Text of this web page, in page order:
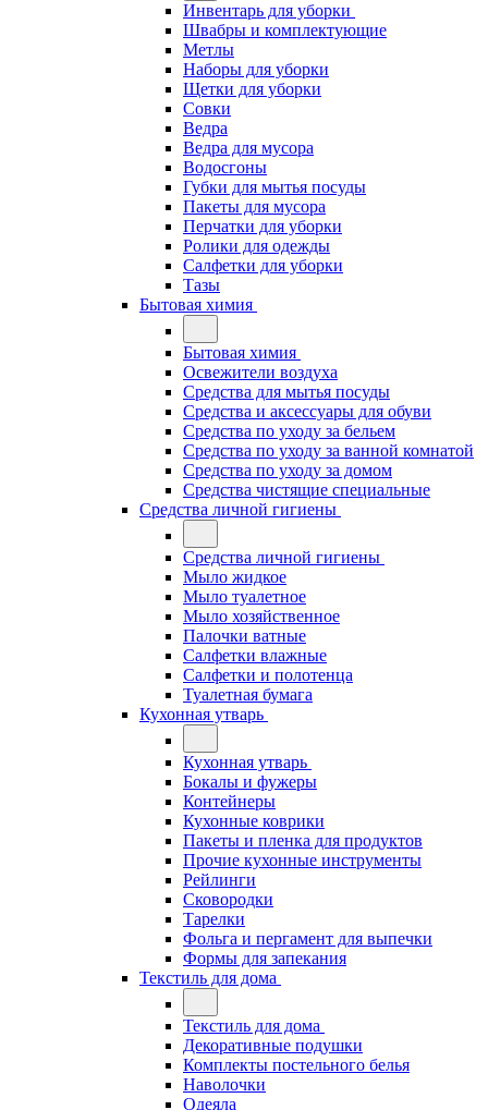
Инвентарь для уборки
Швабры и комплектующие
Метлы
Наборы для уборки
Щетки для уборки
Совки
Ведра
Ведра для мусора
Водосгоны
Губки для мытья посуды
Пакеты для мусора
Перчатки для уборки
Ролики для одежды
Салфетки для уборки
Тазы
Бытовая химия
Бытовая химия
Освежители воздуха
Средства для мытья посуды
Средства и аксессуары для обуви
Средства по уходу за бельем
Средства по уходу за ванной комнатой
Средства по уходу за домом
Средства чистящие специальные
Средства личной гигиены
Средства личной гигиены
Мыло жидкое
Мыло туалетное
Мыло хозяйственное
Палочки ватные
Салфетки влажные
Салфетки и полотенца
Туалетная бумага
Кухонная утварь
Кухонная утварь
Бокалы и фужеры
Контейнеры
Кухонные коврики
Пакеты и пленка для продуктов
Прочие кухонные инструменты
Рейлинги
Сковородки
Тарелки
Фольга и пергамент для выпечки
Формы для запекания
Текстиль для дома
Текстиль для дома
Декоративные подушки
Комплекты постельного белья
Наволочки
Одеяла